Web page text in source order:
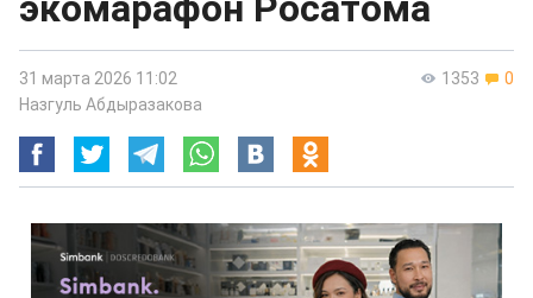
1353 0
31 марта 2026 11:02
Назгуль Абдыразакова